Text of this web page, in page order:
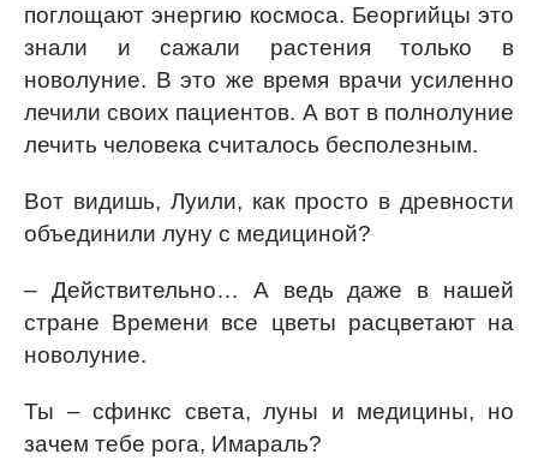
поглощают энергию космоса. Беоргийцы это
знали и сажали растения только в
новолуние. В это же время врачи усиленно
лечили своих пациентов. А вот в полнолуние
лечить человека считалось бесполезным.
Вот видишь, Луили, как просто в древности
объединили луну с медициной?
– Действительно… А ведь даже в нашей
стране Времени все цветы расцветают на
новолуние.
Ты – сфинкс света, луны и медицины, но
зачем тебе рога, Имараль?